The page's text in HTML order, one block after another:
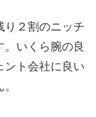
り２割のニッチ
いくら腕の良
ント会社に良い